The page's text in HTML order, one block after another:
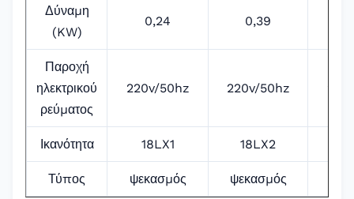
Δύναμη
(KW)
0,24 0,39
Παροχή
ηλεκτρικού
ρεύματος
220v/50hz 220v/50hz
Ικανότητα 18LX1 18LX2
Τύπος ψεκασμός ψεκασμός